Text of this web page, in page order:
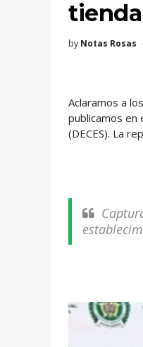
by Notas Rosas
Aclaramos a
publicamos en
(DECES). La